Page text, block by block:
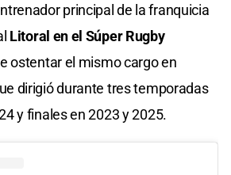
principal de la franquicia
Litoral en el Súper Rugby
ostentar el mismo cargo en
dirigió durante tres temporadas
y finales en 2023 y 2025.